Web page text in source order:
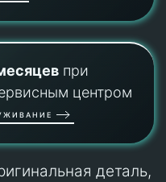
при
центром
деталь,